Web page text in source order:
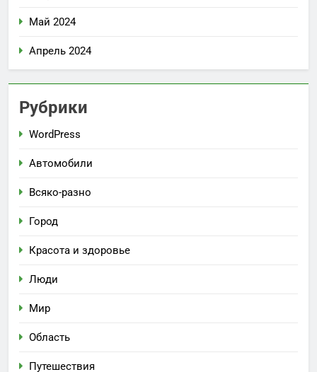
Май 2024
Апрель 2024
Рубрики
WordPress
Автомобили
Всяко-разно
Город
Красота и здоровье
Люди
Мир
Область
Путешествия